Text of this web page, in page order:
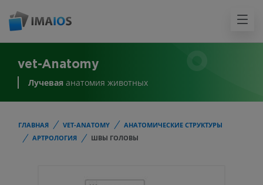
vet-Anatomy
Лучевая анатомия животных
ГЛАВНАЯ VET-ANATOMY
АНАТОМИЧЕСКИЕ СТРУКТУРЫ
АРТРОЛОГИЯ
ШВЫ ГОЛОВЫ